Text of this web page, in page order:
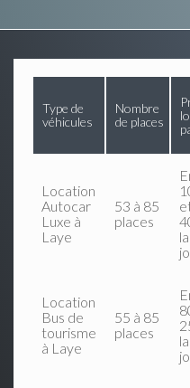
Type de
véhicules
Nombre
de places
Location
Autocar
Luxe à
Laye
53 à 85
places
la
Location
Bus de
tourisme
à Laye
55 à 85
places
la